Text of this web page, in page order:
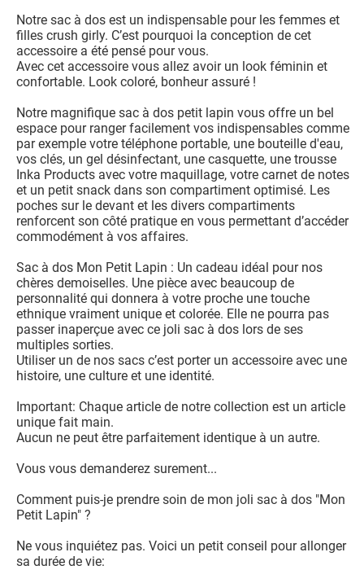
Notre sac à dos est un indispensable pour les femmes et
filles crush girly. C’est pourquoi la conception de cet
accessoire a été pensé pour vous.
Avec cet accessoire vous allez avoir un look féminin et
confortable. Look coloré, bonheur assuré !
Notre magnifique sac à dos petit lapin vous offre un bel
espace pour ranger facilement vos indispensables comme
par exemple votre téléphone portable, une bouteille d'eau,
vos clés, un gel désinfectant, une casquette, une trousse
Inka Products avec votre maquillage, votre carnet de notes
et un petit snack dans son compartiment optimisé. Les
poches sur le devant et les divers compartiments
renforcent son côté pratique en vous permettant d’accéder
commodément à vos affaires.
Sac à dos Mon Petit Lapin : Un cadeau idéal pour nos
chères demoiselles. Une pièce avec beaucoup de
personnalité qui donnera à votre proche une touche
ethnique vraiment unique et colorée. Elle ne pourra pas
passer inaperçue avec ce joli sac à dos lors de ses
multiples sorties.
Utiliser un de nos sacs c’est porter un accessoire avec une
histoire, une culture et une identité.
Important: Chaque article de notre collection est un article
unique fait main.
Aucun ne peut être parfaitement identique à un autre.
Vous vous demanderez surement...
Comment puis-je prendre soin de mon joli sac à dos "Mon
Petit Lapin" ?
Ne vous inquiétez pas. Voici un petit conseil pour allonger
sa durée de vie: